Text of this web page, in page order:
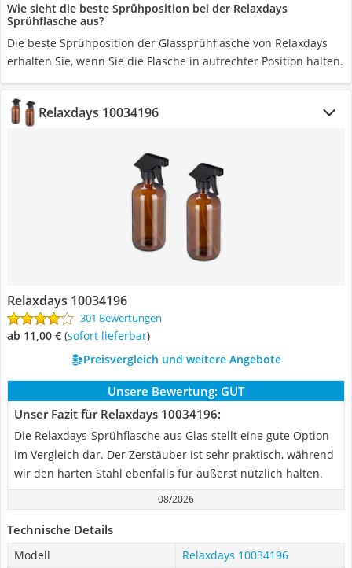
Wie sieht die beste Sprühposition bei der Relaxdays
Sprühflasche aus?
Die beste Sprühposition der Glassprühflasche von Relaxdays
erhalten Sie, wenn Sie die Flasche in aufrechter Position halten.
Relaxdays 10034196
Relaxdays 10034196
301 Bewertungen
ab 11,00 € ( Sofort lieferbar)
Preisvergleich und weitere Angebote
Unsere Bewertung: GUT
Unser Fazit für Relaxdays 10034196:
Die Relaxdays-Sprühflasche aus Glas stellt eine gute Option
im Vergleich dar. Der Zerstäuber ist sehr praktisch, während
wir den harten Stahl ebenfalls für äußerst nützlich halten.
08/2026
Technische Details
Modell
Relaxdays 10034196